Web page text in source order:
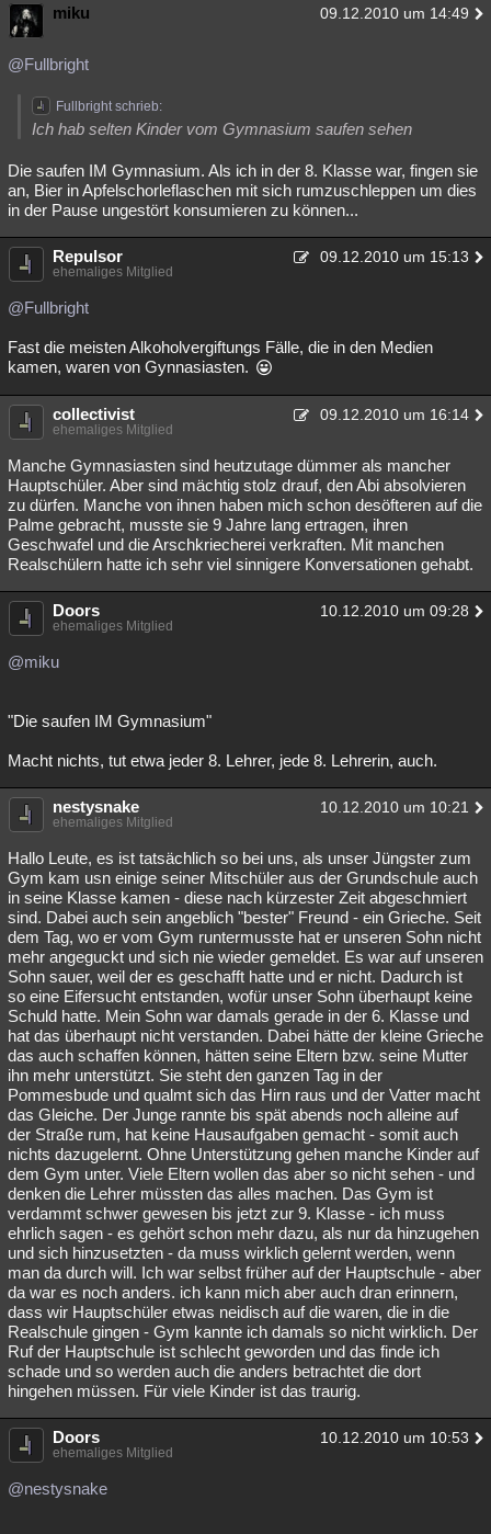
miku 09.12.2010 um 14:49
@Fullbright
Fullbright schrieb:
Ich hab selten Kinder vom Gymnasium saufen sehen
Die saufen IM Gymnasium. Als ich in der 8. Klasse war, fingen sie
an, Bier in Apfelschorleflaschen mit sich rumzuschleppen um dies
in der Pause ungestört konsumieren zu können...
Repulsor 09.12.2010 um 15:13
ehemaliges Mitglied
@Fullbright
Fast die meisten Alkoholvergiftungs Fälle, die in den Medien
kamen, waren von Gynnasiasten.
collectivist 09.12.2010 um 16:14
ehemaliges Mitglied
Manche Gymnasiasten sind heutzutage dümmer als mancher
Hauptschüler. Aber sind mächtig stolz drauf, den Abi absolvieren
zu dürfen. Manche von ihnen haben mich schon desöfteren auf die
Palme gebracht, musste sie 9 Jahre lang ertragen, ihren
Geschwafel und die Arschkriecherei verkraften. Mit manchen
Realschülern hatte ich sehr viel sinnigere Konversationen gehabt.
Doors 10.12.2010 um 09:28
ehemaliges Mitglied
@miku
"Die saufen IM Gymnasium"
Macht nichts, tut etwa jeder 8. Lehrer, jede 8. Lehrerin, auch.
nestysnake 10.12.2010 um 10:21
ehemaliges Mitglied
Hallo Leute, es ist tatsächlich so bei uns, als unser Jüngster zum
Gym kam usn einige seiner Mitschüler aus der Grundschule auch
in seine Klasse kamen - diese nach kürzester Zeit abgeschmiert
sind. Dabei auch sein angeblich "bester" Freund - ein Grieche. Seit
dem Tag, wo er vom Gym runtermusste hat er unseren Sohn nicht
mehr angeguckt und sich nie wieder gemeldet. Es war auf unseren
Sohn sauer, weil der es geschafft hatte und er nicht. Dadurch ist
so eine Eifersucht entstanden, wofür unser Sohn überhaupt keine
Schuld hatte. Mein Sohn war damals gerade in der 6. Klasse und
hat das überhaupt nicht verstanden. Dabei hätte der kleine Grieche
das auch schaffen können, hätten seine Eltern bzw. seine Mutter
ihn mehr unterstützt. Sie steht den ganzen Tag in der
Pommesbude und qualmt sich das Hirn raus und der Vatter macht
das Gleiche. Der Junge rannte bis spät abends noch alleine auf
der Straße rum, hat keine Hausaufgaben gemacht - somit auch
nichts dazugelernt. Ohne Unterstützung gehen manche Kinder auf
dem Gym unter. Viele Eltern wollen das aber so nicht sehen - und
denken die Lehrer müssten das alles machen. Das Gym ist
verdammt schwer gewesen bis jetzt zur 9. Klasse - ich muss
ehrlich sagen - es gehört schon mehr dazu, als nur da hinzugehen
und sich hinzusetzten - da muss wirklich gelernt werden, wenn
man da durch will. Ich war selbst früher auf der Hauptschule - aber
da war es noch anders. ich kann mich aber auch dran erinnern,
dass wir Hauptschüler etwas neidisch auf die waren, die in die
Realschule gingen - Gym kannte ich damals so nicht wirklich. Der
Ruf der Hauptschule ist schlecht geworden und das finde ich
schade und so werden auch die anders betrachtet die dort
hingehen müssen. Für viele Kinder ist das traurig.
Doors 10.12.2010 um 10:53
ehemaliges Mitglied
@nestysnake